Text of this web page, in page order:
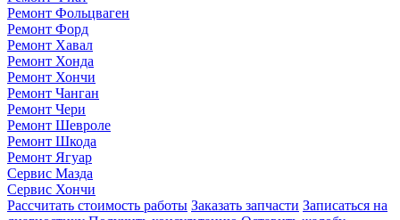
Ремонт Фольцваген
Ремонт Форд
Ремонт Хавал
Ремонт Хонда
Ремонт Хончи
Ремонт Чанган
Ремонт Чери
Ремонт Шевроле
Ремонт Шкода
Ремонт Ягуар
Сервис Мазда
Сервис Хончи
Рассчитать стоимость работы Заказать запчасти Записаться на